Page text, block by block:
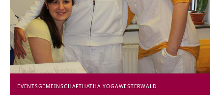
EVENTSGEMEINSCHAFTHATHA YOGAWESTERWALD